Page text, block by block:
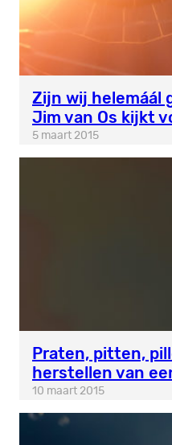
Zijn wij helemáál
Jim van Os kijkt
5 maart 2015
Praten, pitten,
herstellen van
10 maart 2015